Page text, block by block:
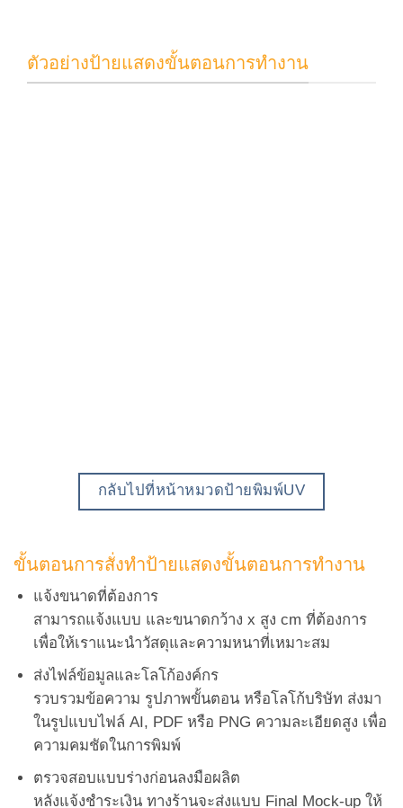
ตัวอย่างป้ายแสดงขั้นตอนการทำงาน
กลับไปที่หน้าหมวดป้ายพิมพ์UV
ขั้นตอนการสั่งทำป้ายแสดงขั้นตอนการทำงาน
แจ้งขนาดที่ต้องการ
สามารถแจ้งแบบ และขนาดกว้าง x สูง cm ที่ต้องการ
เพื่อให้เราแนะนำวัสดุและความหนาที่เหมาะสม
ส่งไฟล์ข้อมูลและโลโก้องค์กร
รวบรวมข้อความ รูปภาพขั้นตอน หรือโลโก้บริษัท ส่งมา
ในรูปแบบไฟล์ AI, PDF หรือ PNG ความละเอียดสูง เพื่อ
ความคมชัดในการพิมพ์
ตรวจสอบแบบร่างก่อนลงมือผลิต
หลังแจ้งชำระเงิน ทางร้านจะส่งแบบ Final Mock-up ให้